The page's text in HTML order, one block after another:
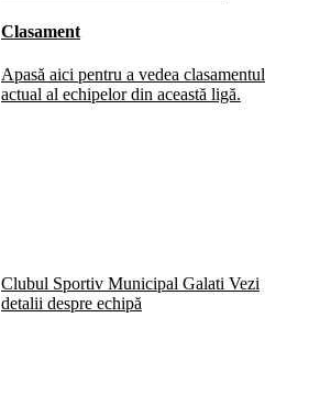
Clasament
Apasă aici pentru a vedea clasamentul
actual al echipelor din această ligă.
Clubul Sportiv Municipal Galati Vezi
detalii despre echipă